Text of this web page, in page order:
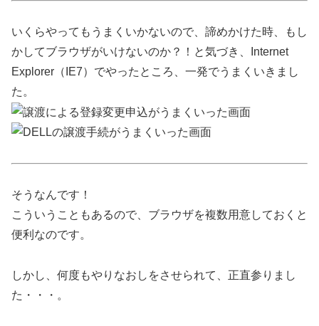
いくらやってもうまくいかないので、諦めかけた時、もし
かしてブラウザがいけないのか？！と気づき、Internet
Explorer（IE7）でやったところ、一発でうまくいきまし
た。
そうなんです！
こういうこともあるので、ブラウザを複数用意しておくと
便利なのです。
しかし、何度もやりなおしをさせられて、正直参りまし
た・・・。